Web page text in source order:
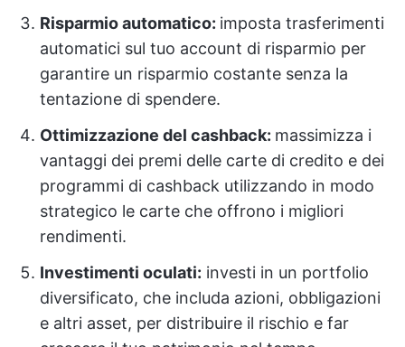
Risparmio automatico: imposta trasferimenti
automatici sul tuo account di risparmio per
garantire un risparmio costante senza la
tentazione di spendere.
Ottimizzazione del cashback: massimizza i
vantaggi dei premi delle carte di credito e dei
programmi di cashback utilizzando in modo
strategico le carte che offrono i migliori
rendimenti.
Investimenti oculati: investi in un portfolio
diversificato, che includa azioni, obbligazioni
e altri asset, per distribuire il rischio e far